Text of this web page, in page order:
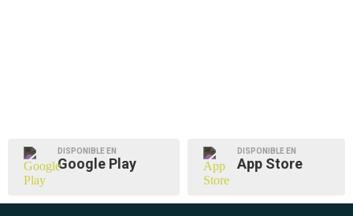
DISPONIBLE EN
Google Play
DISPONIBLE EN
App Store